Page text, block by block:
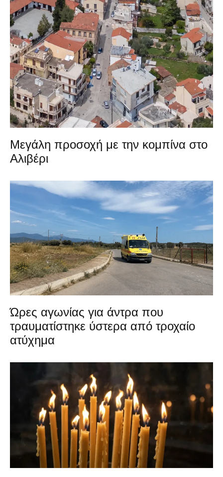
Μεγάλη προσοχή με την κομπίνα στο
Αλιβέρι
Ώρες αγωνίας για άντρα που
τραυματίστηκε ύστερα από τροχαίο
ατύχημα